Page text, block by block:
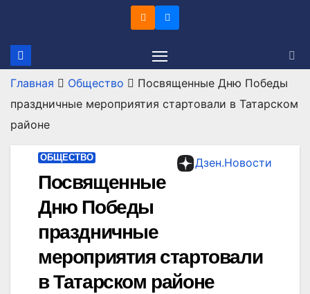
содержимому
Главная Общество
Посвященные Дню Победы
праздничные мероприятия стартовали в Татарском
районе
Дзен.Новости
ОБЩЕСТВО
Посвященные
Дню Победы
праздничные
мероприятия стартовали
в Татарском районе